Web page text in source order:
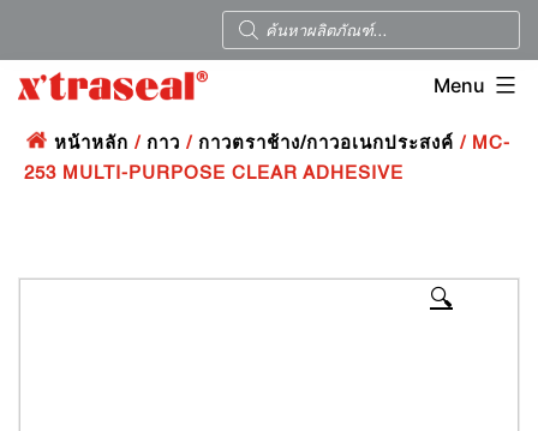
Menu
หน้าหลัก / กาว / กาวตราช้าง/กาวอเนกประสงค์ / MC-
253 MULTI-PURPOSE CLEAR ADHESIVE
🔍